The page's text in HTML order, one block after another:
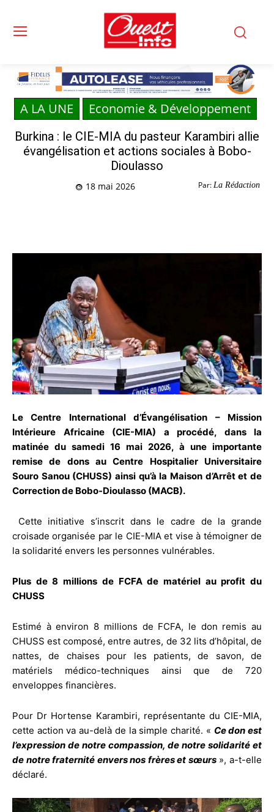
A LA UNE Economie & Développement
Burkina : le CIE-MIA du pasteur Karambiri allie
évangélisation et actions sociales à Bobo-
Dioulasso
Par: La Rédaction
18 mai 2026
Le Centre International d’Évangélisation – Mission
Intérieure Africaine (CIE-MIA) a procédé, dans la
matinée du samedi 16 mai 2026, à une importante
remise de dons au Centre Hospitalier Universitaire
Souro Sanou (CHUSS) ainsi qu’à la Maison d’Arrêt et de
Correction de Bobo-Dioulasso (MACB).
Cette initiative s’inscrit dans le cadre de la grande
croisade organisée par le CIE-MIA et vise à témoigner de
la solidarité envers les personnes vulnérables.
Plus de 8 millions de FCFA de matériel au profit du
CHUSS
Estimé à environ 8 millions de FCFA, le don remis au
CHUSS est composé, entre autres, de 32 lits d’hôpital, de
nattes, de chaises pour les patients, de savon, de
matériels médico-techniques ainsi que de 720
enveloppes financières.
Pour Dr Hortense Karambiri, représentante du CIE-MIA,
cette action va au-delà de la simple charité. « Ce don est
l’expression de notre compassion, de notre solidarité et
de notre fraternité envers nos frères et sœurs», a-t-elle
déclaré.